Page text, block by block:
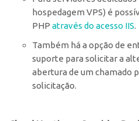
hospedagem VPS) é
PHP através do acesso IIS.
Também há a opção de
suporte para solicitar a
abertura de um chamado
solicitação.